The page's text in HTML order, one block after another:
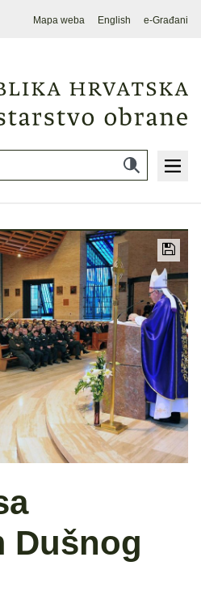
Mapa weba English e-Građani
Dušnog